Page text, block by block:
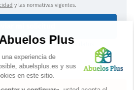
y las normativas vigentes.
|Confidencialidad de los datos